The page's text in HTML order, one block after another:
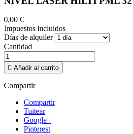
0,00 €
Impuestos incluidos
Días de alquiler
Cantidad
 Añadir al carrito
Compartir
Compartir
Tuitear
Google+
Pinterest